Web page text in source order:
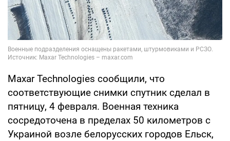
Maxar Technologies сообщили, что
соответствующие снимки спутник сделал в
пятницу, 4 февраля. Военная техника
сосредоточена в пределах 50 километров с
Украиной возле белорусских городов Ельск,